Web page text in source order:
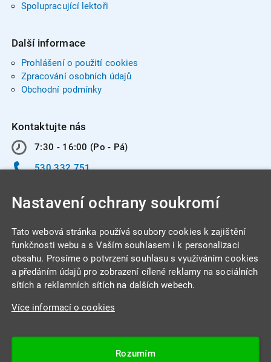
Spolupracující lektoři
Další informace
Prohlášení o použití cookies
Zpracování osobních údajů
Obchodní podmínky
Kontaktujte nás
7:30 - 16:00 (Po - Pá)
530 332 751
INTEGRA CENTRUM s.r.o.
Jabloňová 662/7
Datová schránka: 4beca6d
Nastavení ochrany soukromí
Tato webová stránka používá soubory cookies k zajištění
funkčnosti webu a s Vaším souhlasem i k personalizaci
obsahu. Prosíme o potvrzení souhlasu s využíváním cookies
a předáním údajů pro zobrazení cílené reklamy na sociálních
sítích a reklamních sítích na dalších webech.
Více informací o cookies
Rozumím